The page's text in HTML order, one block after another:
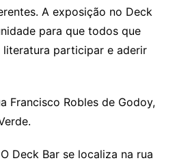
A exposição no Deck
para que todos que
participar e aderir
Francisco Robles de Godoy,
O Deck Bar se localiza na rua